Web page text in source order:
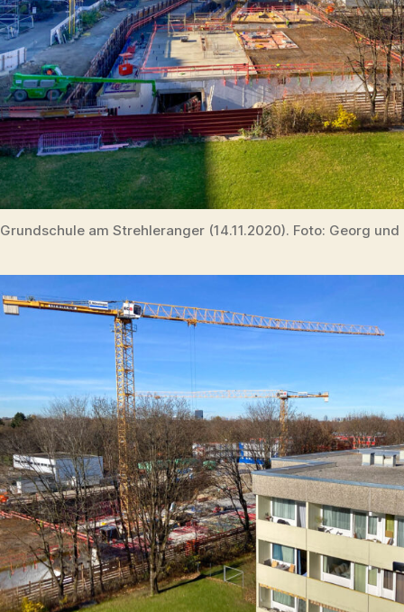
Grundschule am Strehleranger (14.11.2020). Foto: Georg